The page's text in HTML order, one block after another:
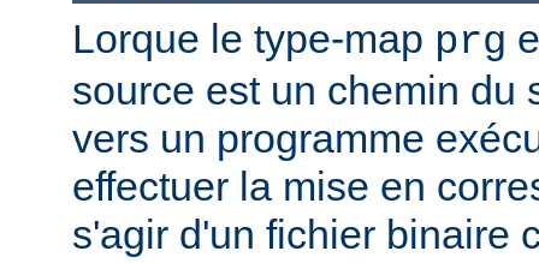
Lorque le type-map prg
source est un chemin du
vers un programme
effectuer la mise en
s'agir d'un fichier binaire